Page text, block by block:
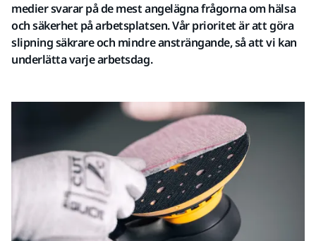
medier svarar på de mest angelägna frågorna om hälsa
och säkerhet på arbetsplatsen. Vår prioritet är att göra
slipning säkrare och mindre ansträngande, så att vi kan
underlätta varje arbetsdag.